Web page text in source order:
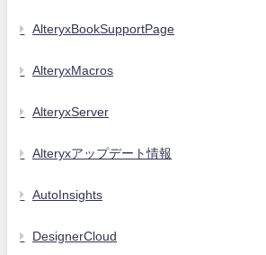
AlteryxBookSupportPage
AlteryxMacros
AlteryxServer
Alteryxアップデート情報
AutoInsights
DesignerCloud